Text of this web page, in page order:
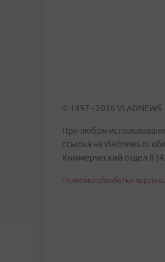
© 1997 - 2026 VLADNEWS
При любом
ссылка на vladnews.ru
Коммерческий отдел 8
Политика обработки